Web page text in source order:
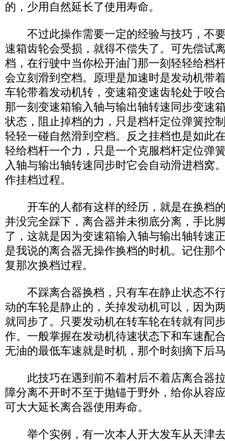
的，少用自然延长了使用寿命。
不过此操作需要一定的经验与技巧，不
速箱齿轮会受损，就得不偿失了。可先偿试
档，在行驶中当你松开油门那一刻轻轻给档
会立刻滑到空档。原理是加速时是发动机带
车轮带着发动机转，变速箱变速齿轮处于咬
那一刻变速箱输入轴与输出轴转速同步变速
状态，阻止掉档的力，只是档杆定位弹簧控
轻轻一碰自然滑到空档。反之挂档也是如此
轻给档杆一个力，只是一个克服档杆定位弹
入轴与输出轴转速同步时它会自动滑进档窝
作挂档过程。
开车的人都有这样的经历，就是在换档
并没完全踩下，离合器并未彻底分离，手比
了，这就是因为变速箱输入轴与输出轴转速
是我说的离合器无操作换档的时机。记住那
复那次换档过程。
不踩离合器换档，只有车在静止状态不
动的车轮是静止的，关掉发动机可以，因为
就同步了。只要发动机在转车轮在转就有同
作。一般掌握在发动机待速状态下和车速配
无油的最低车速就是时机，那个时刻摘下
此技巧在遇到前不着村后不着店离合器
障分离不开时不至于抛锚于野外，给你从容
可大大延长离合器使用寿命。
举个实例，有一次本人开大发车从天津